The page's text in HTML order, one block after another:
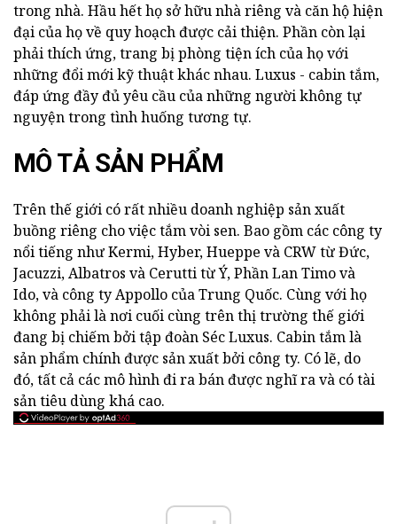
trong nhà. Hầu hết họ sở hữu nhà riêng và căn hộ hiện
đại của họ về quy hoạch được cải thiện. Phần còn lại
phải thích ứng, trang bị phòng tiện ích của họ với
những đổi mới kỹ thuật khác nhau. Luxus - cabin tắm,
đáp ứng đầy đủ yêu cầu của những người không tự
nguyện trong tình huống tương tự.
MÔ TẢ SẢN PHẨM
Trên thế giới có rất nhiều doanh nghiệp sản xuất
buồng riêng cho việc tắm vòi sen. Bao gồm các công ty
nổi tiếng như Kermi, Hyber, Hueppe và CRW từ Đức,
Jacuzzi, Albatros và Cerutti từ Ý, Phần Lan Timo và
Ido, và công ty Appollo của Trung Quốc. Cùng với họ
không phải là nơi cuối cùng trên thị trường thế giới
đang bị chiếm bởi tập đoàn Séc Luxus. Cabin tắm là
sản phẩm chính được sản xuất bởi công ty. Có lẽ, do
đó, tất cả các mô hình đi ra bán được nghĩ ra và có tài
sản tiêu dùng khá cao.